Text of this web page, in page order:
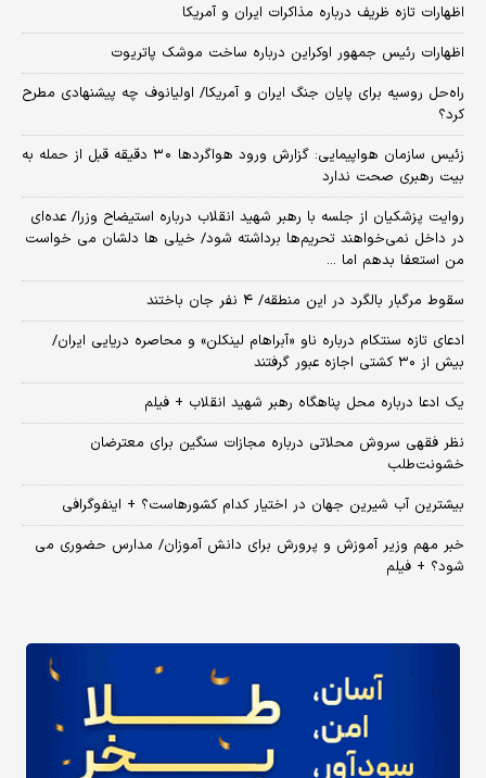
اظهارات تازه ظریف درباره مذاکرات ایران و آمریکا
اظهارات رئیس جمهور اوکراین درباره ساخت موشک پاتریوت
راه‌حل روسیه برای پایان جنگ ایران و آمریکا/ اولیانوف چه پیشنهادی مطرح
کرد؟
زئیس سازمان هواپیمایی: گزارش ورود هواگردها ٣٠ دقیقه قبل از حمله به
بیت رهبری صحت ندارد
روایت پزشکیان از جلسه با رهبر شهید انقلاب درباره استیضاح وزرا/ عده‌ای
در داخل نمی‌خواهند تحریم‌ها برداشته شود/ خیلی ها دلشان می خواست
من استعفا بدهم اما ...
سقوط مرگبار بالگرد در این منطقه/ ۴ نفر جان باختند
ادعای تازه سنتکام درباره ناو «آبراهام لینکلن» و محاصره دریایی ایران/
بیش از ۳۰ کشتی اجازه عبور گرفتند
یک ادعا درباره محل پناهگاه‌ رهبر شهید انقلاب + فیلم
نظر فقهی سروش محلاتی درباره مجازات سنگین برای معترضان
خشونت‌طلب
بیشترین آب شیرین جهان در اختیار کدام کشورهاست؟ + اینفوگرافی
خبر مهم وزیر آموزش و پرورش برای دانش آموزان/ مدارس حضوری می
شود؟ + فیلم